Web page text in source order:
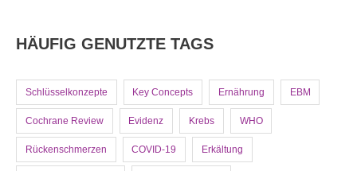
HÄUFIG GENUTZTE TAGS
Schlüsselkonzepte Key Concepts Ernährung EBM
Cochrane Review Evidenz Krebs WHO
Rückenschmerzen COVID-19 Erkältung